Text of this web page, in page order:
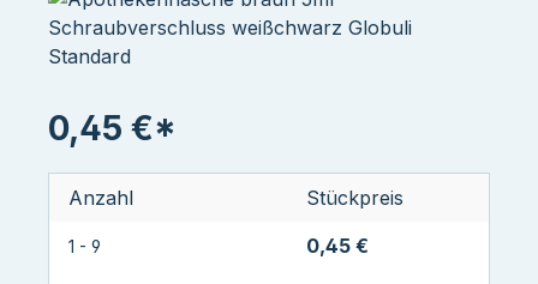
0,45 €*
Anzahl Stückpreis
1 - 9 0,45 €